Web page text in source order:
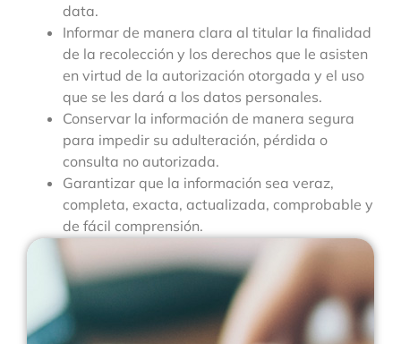
data.
Informar de manera clara al titular la finalidad
de la recolección y los derechos que le asisten
en virtud de la autorización otorgada y el uso
que se les dará a los datos personales.
Conservar la información de manera segura
para impedir su adulteración, pérdida o
consulta no autorizada.
Garantizar que la información sea veraz,
completa, exacta, actualizada, comprobable y
de fácil comprensión.
Garantizar la confidencialidad de la historia
clínica conforme a lo señalado por la ley.
Permitir el acceso a la información solo al
personal autorizado.
Salud Social IPS hará uso de los datos